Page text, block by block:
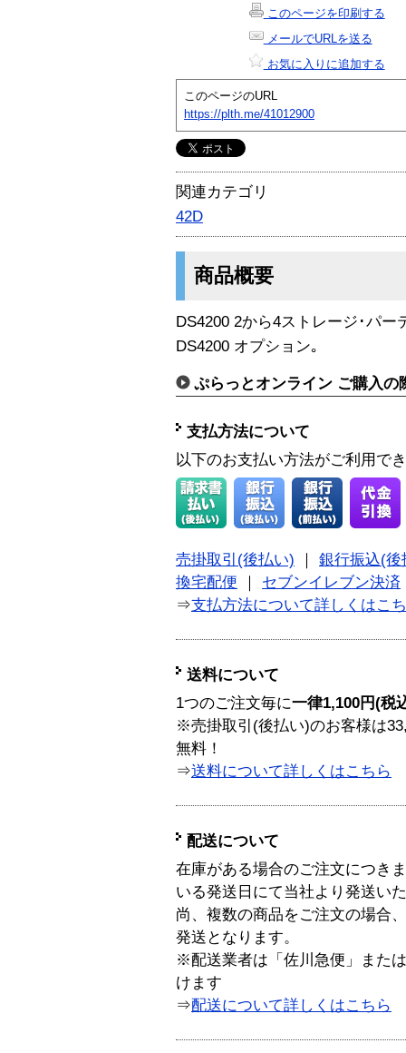
このページを印刷する
メールでURLを送る
お気に入りに追加する
このページのURL
https://plth.me/41012900
関連カテゴリ
42D
商品概要
DS4200 2から4ストレージ･パ
DS4200 オプション｡
ぷらっとオンライン ご購入の
支払方法について
以下のお支払い方法がご利用で
売掛取引(後払い)
銀行振込(後
換宅配便
セブンイレブン決済
⇒支払方法について詳しくはこ
送料について
1つのご注文毎に一律1,100円(税
※売掛取引(後払い)のお客様は
無料！
⇒送料について詳しくはこちら
配送について
在庫がある場合のご注文につき
いる発送日にて当社より発送い
尚、複数の商品をご注文の場合
発送となります。
※配送業者は「佐川急便」また
けます
⇒配送について詳しくはこちら